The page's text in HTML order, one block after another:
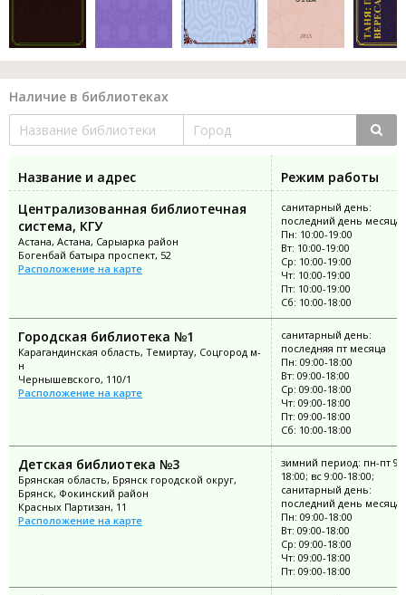
Наличие в библиотеках
Название и адрес
Режим работы
Централизованная библиотечная
система, КГУ
Астана, Астана, Сарыарка район
Богенбай батыра проспект, 52
Расположение на карте
санитарный день:
последний день месяца
Пн: 10:00-19:00
Вт: 10:00-19:00
Ср: 10:00-19:00
Чт: 10:00-19:00
Пт: 10:00-19:00
Сб: 10:00-18:00
Городская библиотека №1
Карагандинская область, Темиртау, Соцгород м-
н
Чернышевского, 110/1
Расположение на карте
санитарный день:
последняя пт месяца
Пн: 09:00-18:00
Вт: 09:00-18:00
Ср: 09:00-18:00
Чт: 09:00-18:00
Пт: 09:00-18:00
Сб: 10:00-18:00
Детская библиотека №3
Брянская область, Брянск городской округ,
Брянск, Фокинский район
Красных Партизан, 11
Расположение на карте
зимний период: пн-пт
18:00; вс 9:00-18:00;
санитарный день:
последний день месяца
Пн: 09:00-18:00
Вт: 09:00-18:00
Ср: 09:00-18:00
Чт: 09:00-18:00
Пт: 09:00-18:00